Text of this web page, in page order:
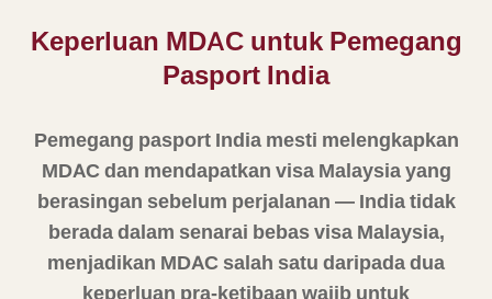
Keperluan MDAC untuk Pemegang
Pasport India
Pemegang pasport India mesti melengkapkan
MDAC dan mendapatkan visa Malaysia yang
berasingan sebelum perjalanan — India tidak
berada dalam senarai bebas visa Malaysia,
menjadikan MDAC salah satu daripada dua
keperluan pra-ketibaan wajib untuk